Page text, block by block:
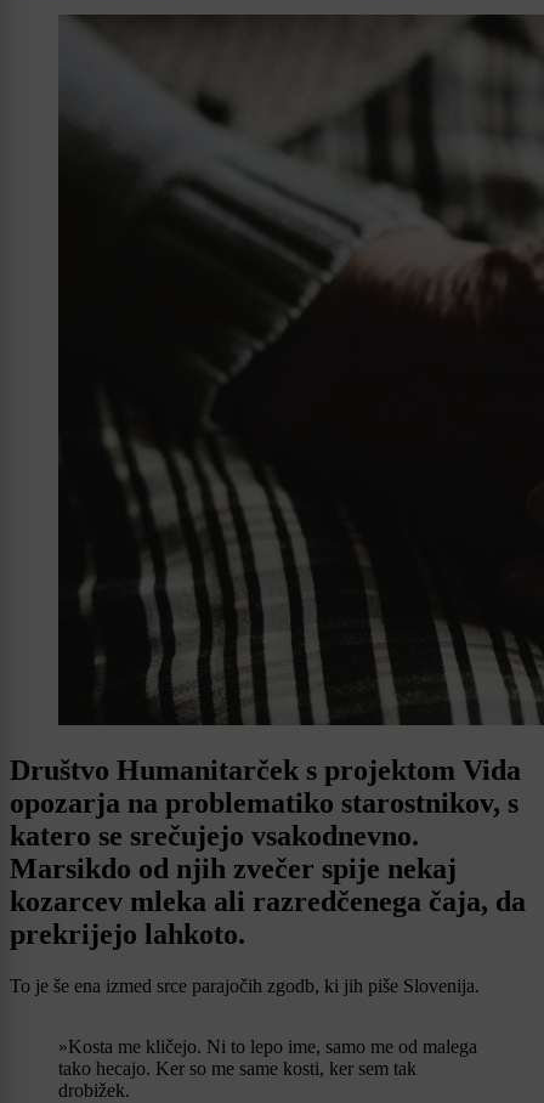
Društvo Humanitarček s projektom Vida
opozarja na problematiko starostnikov, s
katero se srečujejo vsakodnevno.
Marsikdo od njih zvečer spije nekaj
kozarcev mleka ali razredčenega čaja, da
prekrijejo lahkoto.
To je še ena izmed srce parajočih zgodb, ki jih piše Slovenija.
»Kosta me kličejo. Ni to lepo ime, samo me od malega
tako hecajo. Ker so me same kosti, ker sem tak
drobižek.